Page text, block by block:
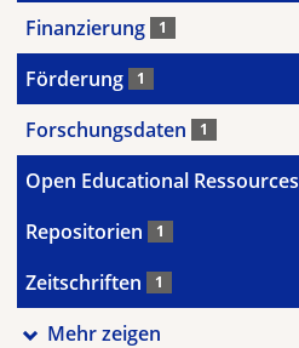
Finanzierung 1
Förderung 1
Forschungsdaten 1
Open Educational Ressources
Repositorien 1
Zeitschriften 1
Mehr zeigen